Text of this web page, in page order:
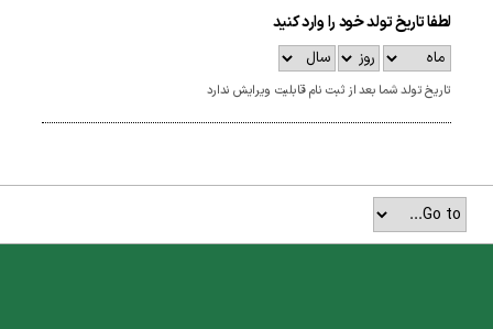
لطفا تاریخ تولد خود را وارد کنید
تاریخ تولد شما بعد از ثبت نام قابلیت ویرایش ندارد